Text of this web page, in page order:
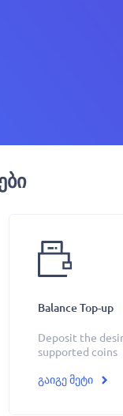
Balance Top-up
Deposit the
supported coins
გაიგე მეტი